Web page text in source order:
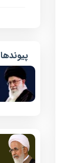
پیوندها